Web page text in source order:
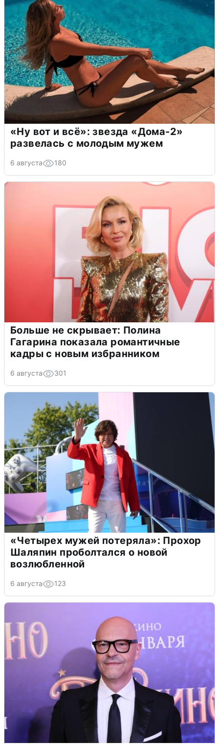
«Ну вот и всё»: звезда «Дома-2»
развелась с молодым мужем
6 августа 180
Больше не скрывает: Полина
Гагарина показала романтичные
кадры с новым избранником
6 августа 301
«Четырех мужей потеряла»: Прохор
Шаляпин проболтался о новой
возлюбленной
6 августа 123